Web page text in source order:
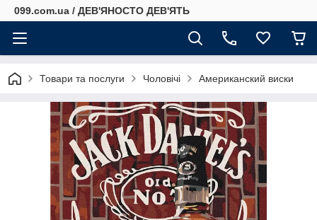
099.com.ua / ДЕВ'ЯНОСТО ДЕВ'ЯТЬ
Товари та послуги Чоловічі Американский виски